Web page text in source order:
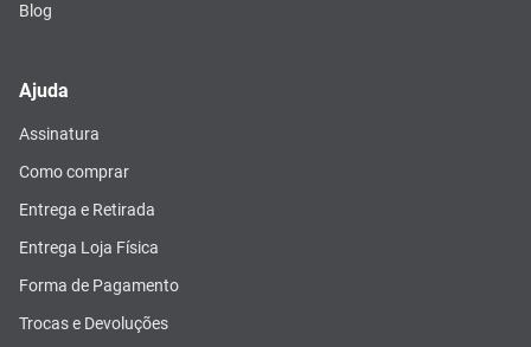
Blog
Ajuda
Assinatura
Como comprar
Entrega e Retirada
Entrega Loja Física
Forma de Pagamento
Trocas e Devoluções